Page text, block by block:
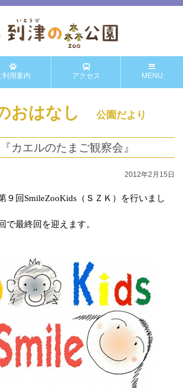
利用案内 アクセス MENU
おはなし 公園だより
カエルのたまご観察会』
2012年2月15日
９回 SmileZooKids （ＳＺＫ）を行いまし
で最終回を迎えます。